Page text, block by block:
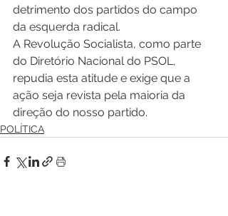
detrimento dos partidos do campo
da esquerda radical.
A Revolução Socialista, como parte
do Diretório Nacional do PSOL,
repudia esta atitude e exige que a
ação seja revista pela maioria da
direção do nosso partido.
POLÍTICA